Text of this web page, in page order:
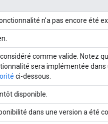
n'a pas encore été
comme valide. Notez
sera implémentée dans
ci-dessous.
disponible.
dans une version a été